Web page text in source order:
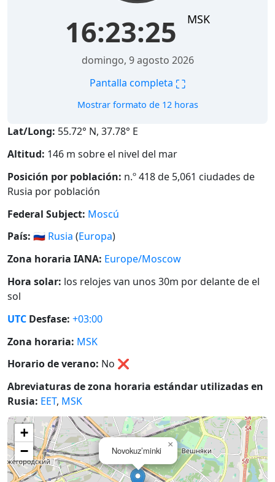
16:23:26 MSK
domingo, 9 agosto 2026
Pantalla completa ⛶
Mostrar formato de 12 horas
Lat/Long: 55.72° N, 37.78° E
Altitud: 146 m sobre el nivel del mar
Posición por población: n.º 418 de 5,061 ciudades de
Rusia por población
Federal Subject: Moscú
País: 🇷🇺 Rusia (Europa)
Zona horaria IANA: Europe/Moscow
Hora solar: los relojes van unos 30m por delante de el
sol
UTC Desfase: +03:00
Zona horaria: MSK
Horario de verano: No ❌
Abreviaturas de zona horaria estándar utilizadas en
Rusia: EET, MSK
Novokuz’minki
×
+
−